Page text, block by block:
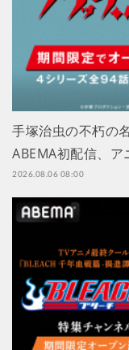
手塚治虫の不朽の
ABEMA初配信、
2026.08.06 08:00